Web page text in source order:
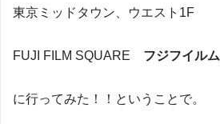
東京ミッドタウン、ウエスト1F
FUJI FILM SQUARE フジフイルム
に行ってみた！！ということで。